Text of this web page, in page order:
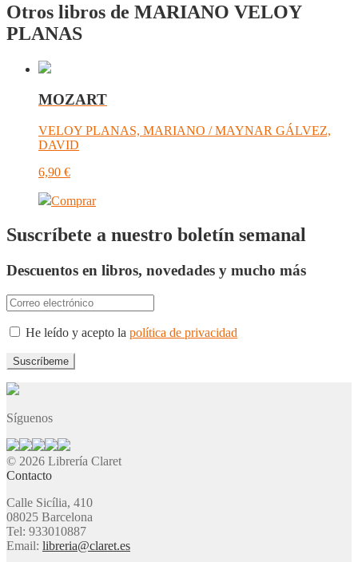
Otros libros de MARIANO VELOY
PLANAS
MOZART
VELOY PLANAS, MARIANO / MAYNAR GÁLVEZ,
DAVID
6,90 €
Comprar
Suscríbete a nuestro boletín semanal
Descuentos en libros, novedades y mucho más
He leído y acepto la política de privacidad
Síguenos
© 2026 Librería Claret
Contacto
Calle Sicília, 410
08025 Barcelona
Tel: 933010887
Email: libreria@claret.es